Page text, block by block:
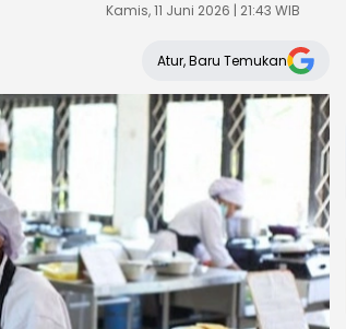
Kamis, 11 Juni 2026 | 21:43 WIB
Atur, Baru Temukan